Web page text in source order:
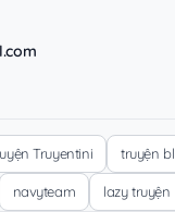
Truyentini truyện bl
navyteam lazy truyện